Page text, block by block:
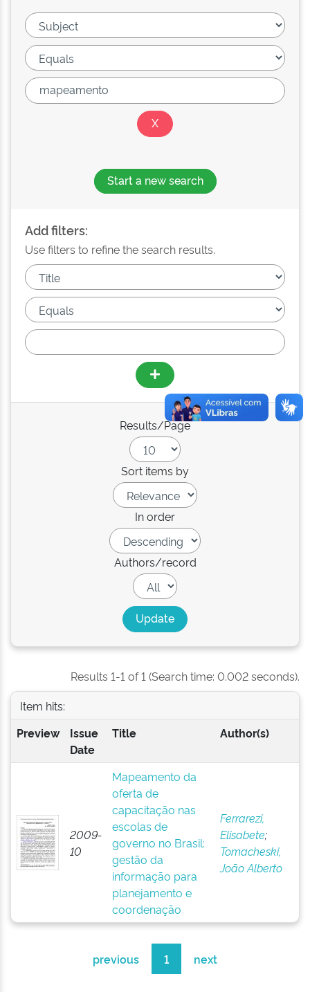
Start a new search
Add filters:
Use filters to refine the search results.
Results/Page
Sort items by
In order
Authors/record
Results 1-1 of 1 (Search time: 0.002 seconds).
Item hits:
Preview
Issue
Date
Title Author(s)
2009-
10
Mapeamento da
oferta de
capacitação nas
escolas de
governo no Brasil:
gestão da
informação para
planejamento e
coordenação
Ferrarezi,
Elisabete;
Tomacheski,
João Alberto
previous 1 next